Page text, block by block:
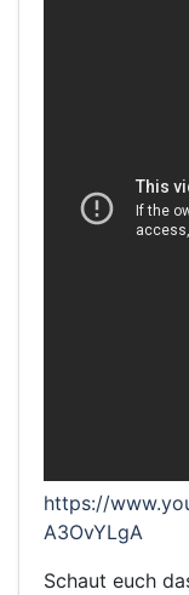
https://
A3OvYLgA
Schaut euch